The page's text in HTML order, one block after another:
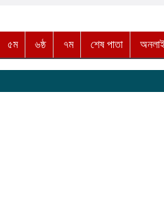
৫ম ৬ষ্ঠ ৭ম শেষ পাতা